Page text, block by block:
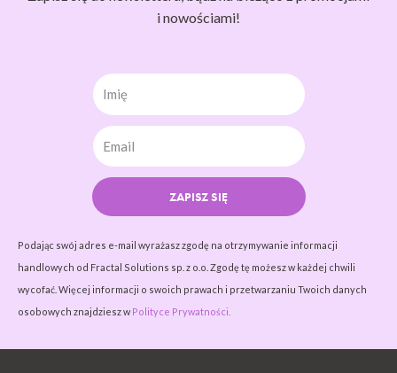
i nowościami!
Imię
ZAPISZ SIĘ
Podając swój adres e-mail wyrażasz zgodę na otrzymywanie informacji
handlowych od Fractal Solutions sp. z o.o. Zgodę tę możesz w każdej chwili
wycofać. Więcej informacji o swoich prawach i przetwarzaniu Twoich danych
osobowych znajdziesz w Polityce Prywatności.